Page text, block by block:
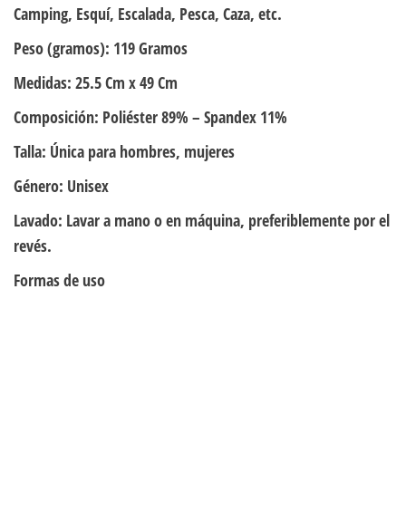
Camping, Esquí, Escalada, Pesca, Caza, etc.
Peso (gramos): 119 Gramos
Medidas: 25.5 Cm x 49 Cm
Composición: Poliéster 89% – Spandex 11%
Talla: Única para hombres, mujeres
Género: Unisex
Lavado: Lavar a mano o en máquina, preferiblemente por el
revés.
Formas de uso